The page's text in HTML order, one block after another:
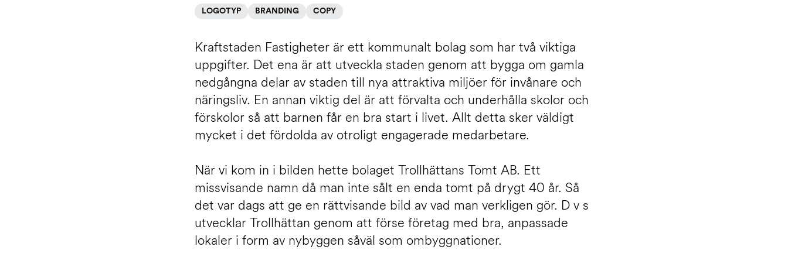
LOGOTYP BRANDING COPY
Kraftstaden Fastigheter är ett kommunalt bolag som har två viktiga
uppgifter. Det ena är att utveckla staden genom att bygga om gamla
nedgångna delar av staden till nya attraktiva miljöer för invånare och
näringsliv. En annan viktig del är att förvalta och underhålla skolor och
förskolor så att barnen får en bra start i livet. Allt detta sker väldigt
mycket i det fördolda av otroligt engagerade medarbetare.
När vi kom in i bilden hette bolaget Trollhättans Tomt AB. Ett
missvisande namn då man inte sålt en enda tomt på drygt 40 år. Så
det var dags att ge en rättvisande bild av vad man verkligen gör. D v s
utvecklar Trollhättan genom att förse företag med bra, anpassade
lokaler i form av nybyggen såväl som ombyggnationer.